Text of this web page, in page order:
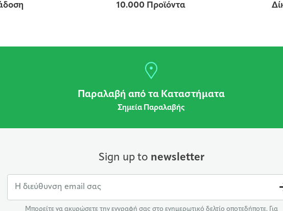
10.000 Προϊόντα
Παραλαβή από τα Καταστήματα
Σημεία Παραλαβής
Sign up to newsletter
Μπορείτε να ακυρώσετε την εγγραφή σας στο ενημερωτικό δελτίο οποτεδήποτε. Για